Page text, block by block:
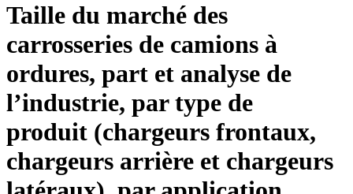
Taille du marché des
carrosseries de camions à
ordures, part et analyse de
l’industrie, par type de
produit (chargeurs frontaux,
chargeurs arrière et chargeurs